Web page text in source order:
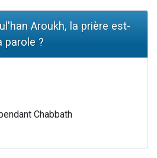
Aroukh, la prière est-
parole ?
Chabbath